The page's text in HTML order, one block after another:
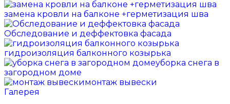
замена кровли на балконе +герметизация шва
Обследование и деффектовка фасада
гидроизоляция балконного козырька
уборка снега в
загородном доме
монтаж вывески
Галерея